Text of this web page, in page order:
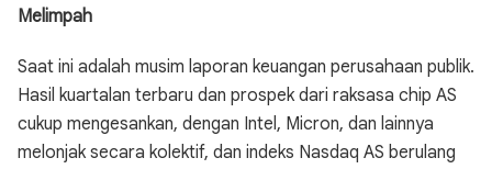
Melimpah
Saat ini adalah musim laporan keuangan perusahaan publik.
Hasil kuartalan terbaru dan prospek dari raksasa chip AS
cukup mengesankan, dengan Intel, Micron, dan lainnya
melonjak secara kolektif, dan indeks Nasdaq AS berulang